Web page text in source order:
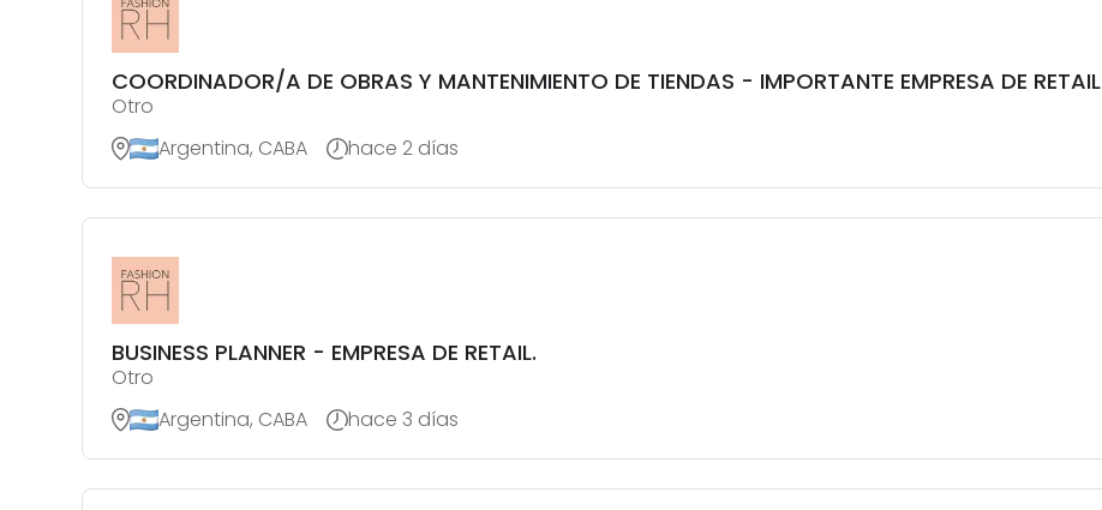
COORDINADOR/A DE OBRAS Y MANTENIMIENTO DE TIENDAS - IMPORTANTE EMPRESA DE RETAIL
Otro
Argentina, CABA
hace 2 días
BUSINESS PLANNER - EMPRESA DE RETAIL.
Otro
Argentina, CABA
hace 3 días